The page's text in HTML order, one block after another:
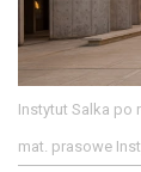
Instytut Salka po
mat. prasowe